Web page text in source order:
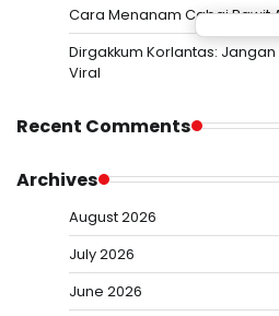
Cara Menanam Cabai Rawit
Dirgakkum Korlantas:
Viral
Recent Comments
Archives
August 2026
July 2026
June 2026